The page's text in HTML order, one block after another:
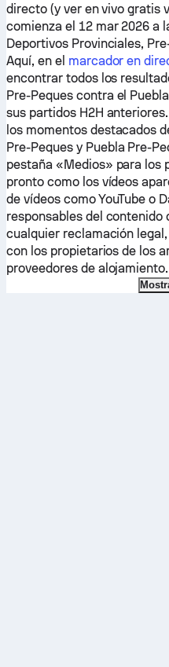
directo (y ver en vivo gratis
comienza el 12 mar 2026 a
Deportivos Provinciales,
Aquí, en el marcador en
encontrar todos los
Pre-Pequescontra el
sus partidos H2H
los momentos destacados
Pre-Pequesy Puebla Pre-
pestaña «Medios» para los
pronto como los vídeos
de vídeos como YouTube o
responsables del contenido
cualquier reclamación
con los propietarios de los
proveedores de alojamiento.